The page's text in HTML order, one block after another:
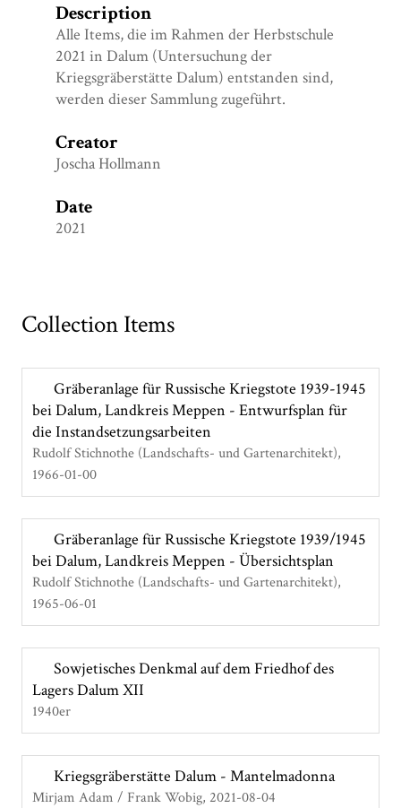
Description
Alle Items, die im Rahmen der Herbstschule
2021 in Dalum (Untersuchung der
Kriegsgräberstätte Dalum) entstanden sind,
werden dieser Sammlung zugeführt.
Creator
Joscha Hollmann
Date
2021
Collection Items
Gräberanlage für Russische Kriegstote 1939-1945
bei Dalum, Landkreis Meppen - Entwurfsplan für
die Instandsetzungsarbeiten
Rudolf Stichnothe (Landschafts- und Gartenarchitekt)
1966-01-00
Gräberanlage für Russische Kriegstote 1939/1945
bei Dalum, Landkreis Meppen - Übersichtsplan
Rudolf Stichnothe (Landschafts- und Gartenarchitekt)
1965-06-01
Sowjetisches Denkmal auf dem Friedhof des
Lagers Dalum XII
1940er
Kriegsgräberstätte Dalum - Mantelmadonna
Mirjam Adam / Frank Wobig 2021-08-04